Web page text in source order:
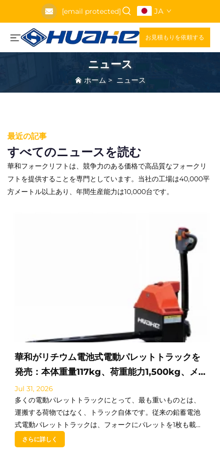
[email protected] JA
お見積もりを依頼する
ニュース
ホーム > ニュース
最近の記事
すべてのニュースを読む
華和フォークリフトは、競争力のある価格で高品質なフォークリ
フトを提供することを専門としています。当社の工場は40,000平
方メートル以上あり、年間生産能力は10,000台です。
華和がリチウム電池式電動パレットトラックを
発売：本体重量117kg、荷重能力1,500kg、メ
ンテナンスゼロ
Jul 31, 2026
多くの電動パレットトラックにとって、最も重いものとは、
運搬する荷物ではなく、トラック自体です。従来の鉛蓄電池
式電動パレットトラックは、フォークにパレットを1枚も載せ
る前から、通常500kg以上にもなります。毎回…
さらに詳しく